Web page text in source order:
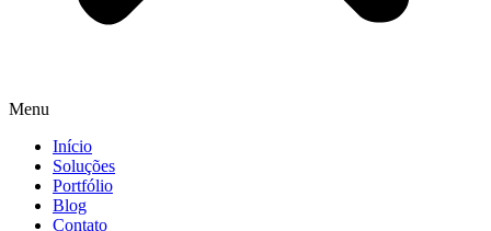
Menu
Início
Soluções
Portfólio
Blog
Contato